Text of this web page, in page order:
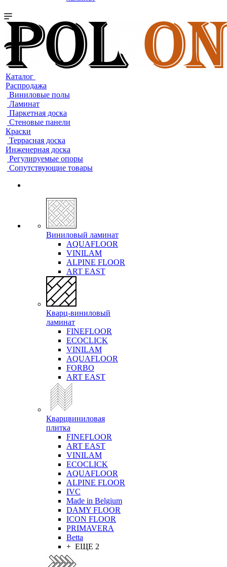
Каталог
Распродажа
Виниловые полы
Ламинат
Паркетная доска
Стеновые панели
Краски
Террасная доска
Инженерная доска
Регулируемые опоры
Сопутствующие товары
Виниловый ламинат
AQUAFLOOR
VINILAM
ALPINE FLOOR
ART EAST
Кварц-виниловый
ламинат
FINEFLOOR
ECOCLICK
VINILAM
AQUAFLOOR
FORBO
ART EAST
Кварцвиниловая
плитка
FINEFLOOR
ART EAST
VINILAM
ECOCLICK
AQUAFLOOR
ALPINE FLOOR
IVC
Made in Belgium
DAMY FLOOR
ICON FLOOR
PRIMAVERA
Betta
+ ЕЩЕ 2